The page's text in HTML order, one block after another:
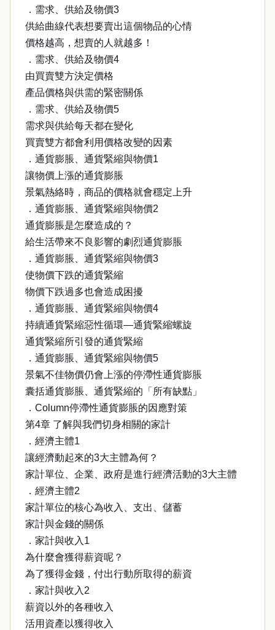
．需求、供給及物價3
供給曲線代表想要賣出這個物品的心情
價格越高，想賣的人就越多！
．需求、供給及物價4
由買賣雙方決定價格
產品價格與供需的緊密關係
．需求、供給及物價5
需求與供給每天都在變化
買賣雙方都會利用價格改變的因素
．通貨膨脹、通貨緊縮與物價1
讓物價上漲的通貨膨脹
景氣熱絡時，商品的價格就會穩定上升
．通貨膨脹、通貨緊縮與物價2
通貨膨脹是怎麼造成的？
給生活帶來不良影響的劇烈通貨膨脹
．通貨膨脹、通貨緊縮與物價3
使物價下跌的通貨緊縮
物價下跌過多也會造成困擾
．通貨膨脹、通貨緊縮與物價4
持續通貨緊縮惡性循環—通貨緊縮螺旋
通貨緊縮所引發的通貨緊縮
．通貨膨脹、通貨緊縮與物價5
景氣不佳物價仍會上漲的停滯性通貨膨脹
囊括通貨膨脹、通貨緊縮的「所有缺點」
．Column停滯性通貨膨脹的因應對策
第4章 了解與我們切身相關的家計
．經濟主體1
讓經濟動起來的3大主體為何？
家計單位、企業、政府是進行經濟活動的3大主體
．經濟主體2
家計單位的核心為收入、支出、儲蓄
家計與金錢的關係
．家計與收入1
為什麼會獲得薪資呢？
為了獲得金錢，付出行動所取得的薪資
．家計與收入2
薪資以外的各種收入
活用資產以獲得收入